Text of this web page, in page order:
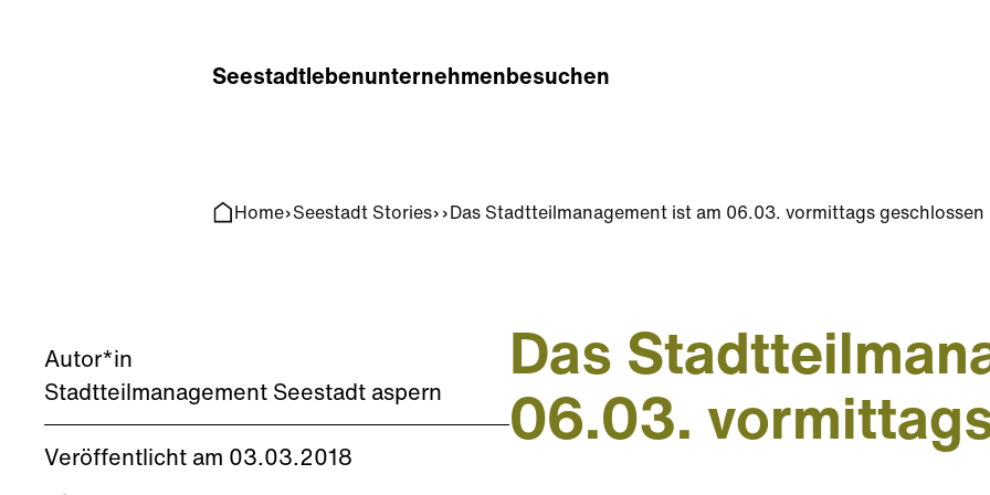
Seestadtlebenunternehmenbesuchen
Home Seestadt Stories Das Stadtteilmanagement ist am 06.03. vormittags geschlossen
Autor*in
Stadtteilmanagement Seestadt aspern
Veröffentlicht am 03.03.2018
Das
06.03.